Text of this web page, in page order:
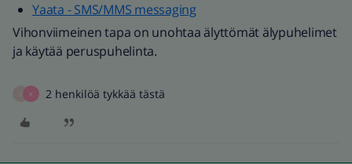
Yaata - SMS/MMS messaging
Vihonviimeinen tapa on unohtaa älyttömät älypuhelimet
ja käytää peruspuhelinta.
K 2 henkilöä tykkää tästä